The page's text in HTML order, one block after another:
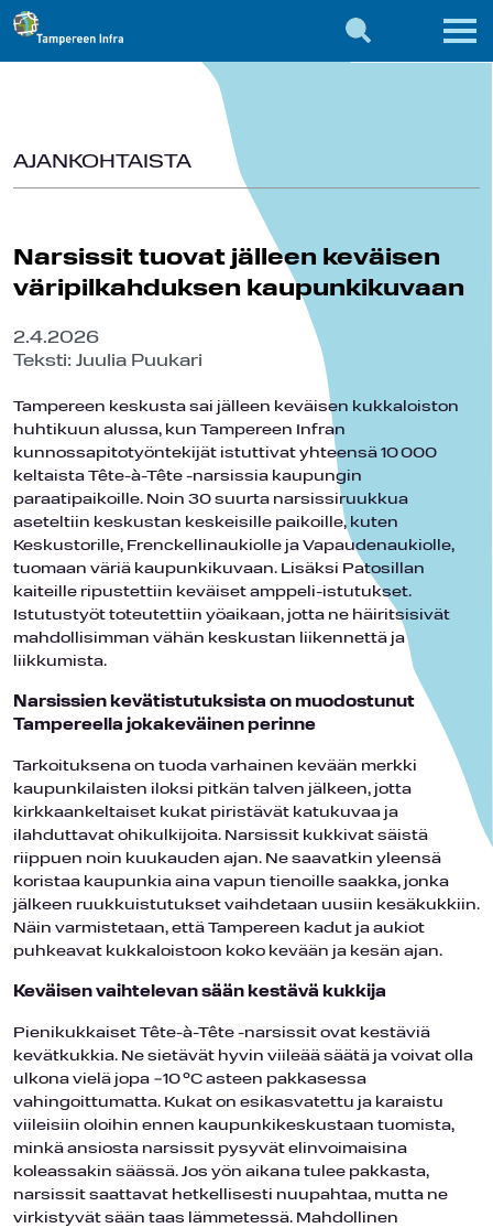
AJANKOHTAISTA
Narsissit tuovat jälleen keväisen
väripilkahduksen kaupunkikuvaan
2.4.2026
Teksti: Juulia Puukari
Tampereen keskusta sai jälleen keväisen kukkaloiston
huhtikuun alussa, kun Tampereen Infran
kunnossapitotyöntekijät istuttivat yhteensä 10 000
keltaista Tête-à-Tête -narsissia kaupungin
paraatipaikoille. Noin 30 suurta narsissiruukkua
aseteltiin keskustan keskeisille paikoille, kuten
Keskustorille, Frenckellinaukiolle ja Vapaudenaukiolle,
tuomaan väriä kaupunkikuvaan. Lisäksi Patosillan
kaiteille ripustettiin keväiset amppeli-istutukset.
Istutustyöt toteutettiin yöaikaan, jotta ne häiritsisivät
mahdollisimman vähän keskustan liikennettä ja
liikkumista.
Narsissien kevätistutuksista on muodostunut
Tampereella jokakeväinen perinne
Tarkoituksena on tuoda varhainen kevään merkki
kaupunkilaisten iloksi pitkän talven jälkeen, jotta
kirkkaankeltaiset kukat piristävät katukuvaa ja
ilahduttavat ohikulkijoita. Narsissit kukkivat säistä
riippuen noin kuukauden ajan. Ne saavatkin yleensä
koristaa kaupunkia aina vapun tienoille saakka, jonka
jälkeen ruukkuistutukset vaihdetaan uusiin kesäkukkiin.
Näin varmistetaan, että Tampereen kadut ja aukiot
puhkeavat kukkaloistoon koko kevään ja kesän ajan.
Keväisen vaihtelevan sään kestävä kukkija
Pienikukkaiset Tête-à-Tête -narsissit ovat kestäviä
kevätkukkia. Ne sietävät hyvin viileää säätä ja voivat olla
ulkona vielä jopa −10 °C asteen pakkasessa
vahingoittumatta. Kukat on esikasvatettu ja karaistu
viileisiin oloihin ennen kaupunkikeskustaan tuomista,
minkä ansiosta narsissit pysyvät elinvoimaisina
koleassakin säässä. Jos yön aikana tulee pakkasta,
narsissit saattavat hetkellisesti nuupahtaa, mutta ne
virkistyvät sään taas lämmetessä. Mahdollinen